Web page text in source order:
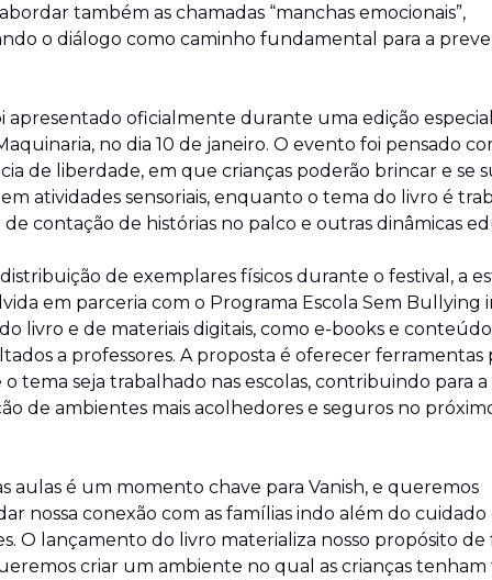
também as chamadas “manchas emocionais”,
o diálogo como caminho fundamental para a
apresentado oficialmente durante uma edição
no dia 10 de janeiro. O evento foi pensado
de liberdade, em que crianças poderão brincar e se
atividades sensoriais, enquanto o tema do livro é
contação de histórias no palco e outras dinâmicas
de exemplares físicos durante o festival, a
em parceria com o Programa Escola Sem Bullying
livro e de materiais digitais, como e-books e
a professores. A proposta é oferecer ferramentas
tema seja trabalhado nas escolas, contribuindo para a
de ambientes mais acolhedores e seguros no
aulas é um momento chave para Vanish, e queremos
nossa conexão com as famílias indo além do cuidado
O lançamento do livro materializa nosso propósito de
criar um ambiente no qual as crianças